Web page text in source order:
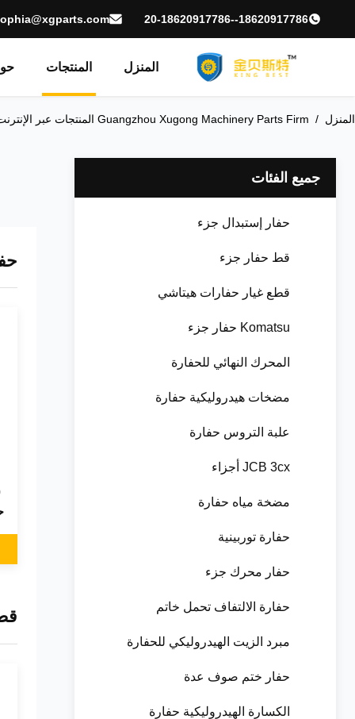
18620917786--20-18620917786
المنزل المنتجات
المنزل / Guangzhou Xugong Machinery Parts Firm المنتجات عبر الإنترنت
جميع الفئات
حفار إستبدال جزء
قط حفار جزء
قطع غيار حفارات هيتاشي
Komatsu حفار جزء
المحرك النهائي للحفارة
مضخات هيدروليكية حفارة
علبة التروس حفارة
JCB 3cx أجزاء
مضخة مياه حفارة
حفارة توربينية
حفار محرك جزء
حفارة الالتفاف تحمل خاتم
مبرد الزيت الهيدروليكي للحفارة
حفار ختم صوف عدة
الكسارة الهيدروليكية حفارة